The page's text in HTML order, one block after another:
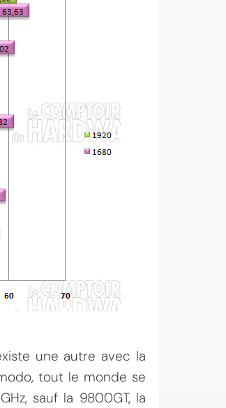
une autre avec la
tout le monde se
sauf la 9800GT, la